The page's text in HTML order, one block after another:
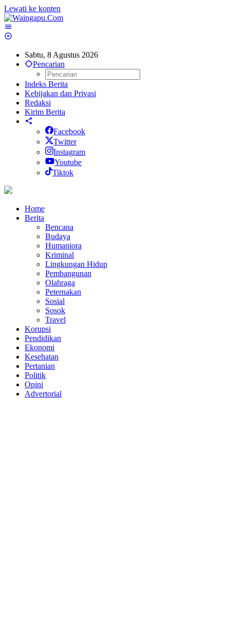
Lewati ke konten
Sabtu, 8 Agustus 2026
Pencarian
Indeks Berita
Kebijakan dan Privasi
Redaksi
Kirim Berita
Facebook
Twitter
Instagram
Youtube
Tiktok
Home
Berita
Bencana
Budaya
Humaniora
Kriminal
Lingkungan Hidup
Pembangunan
Olahraga
Peternakan
Sosial
Sosok
Travel
Korupsi
Pendidikan
Ekonomi
Kesehatan
Pertanian
Politik
Opini
Advertorial